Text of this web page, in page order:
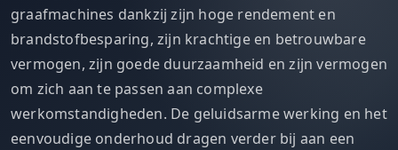
graafmachines dankzij zijn hoge rendement en
brandstofbesparing, zijn krachtige en betrouwbare
vermogen, zijn goede duurzaamheid en zijn vermogen
om zich aan te passen aan complexe
werkomstandigheden. De geluidsarme werking en het
eenvoudige onderhoud dragen verder bij aan een